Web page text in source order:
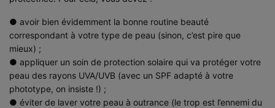
● avoir bien évidemment la bonne routine beauté
correspondant à votre type de peau (sinon, c’est pire que
mieux) ;
● appliquer un soin de protection solaire qui va protéger votre
peau des rayons UVA/UVB (avec un SPF adapté à votre
phototype, on insiste !) ;
● éviter de laver votre peau à outrance (le trop est l’ennemi du